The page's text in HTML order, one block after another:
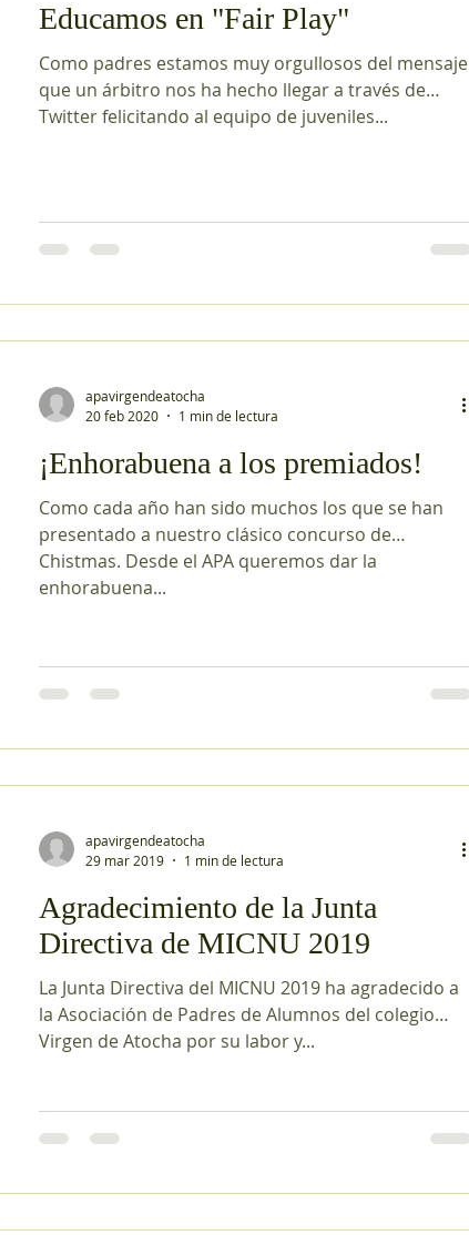
Educamos en "Fair Play"
Como padres estamos muy orgullosos del mensaje
que un árbitro nos ha hecho llegar a través de
Twitter felicitando al equipo de juveniles...
apavirgendeatocha
20 feb 2020
1 min de lectura
¡Enhorabuena a los premiados!
Como cada año han sido muchos los que se han
presentado a nuestro clásico concurso de
Chistmas. Desde el APA queremos dar la
enhorabuena...
apavirgendeatocha
29 mar 2019
1 min de lectura
Agradecimiento de la Junta
Directiva de MICNU 2019
La Junta Directiva del MICNU 2019 ha agradecido a
la Asociación de Padres de Alumnos del colegio
Virgen de Atocha por su labor y...